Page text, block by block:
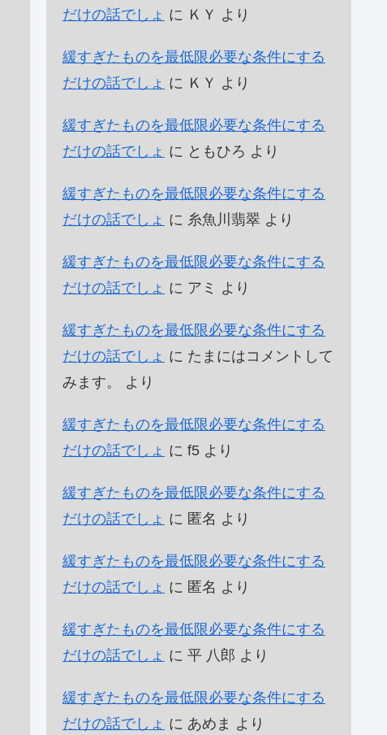
だけの話でしょ に ＫＹ より
緩すぎたものを最低限必要な条件にする
だけの話でしょ に ＫＹ より
緩すぎたものを最低限必要な条件にする
だけの話でしょ に ともひろ より
緩すぎたものを最低限必要な条件にする
だけの話でしょ に 糸魚川翡翠 より
緩すぎたものを最低限必要な条件にする
だけの話でしょ に アミ より
緩すぎたものを最低限必要な条件にする
だけの話でしょ に たまにはコメントして
みます。
より
緩すぎたものを最低限必要な条件にする
だけの話でしょ に f5 より
緩すぎたものを最低限必要な条件にする
だけの話でしょ に 匿名 より
緩すぎたものを最低限必要な条件にする
だけの話でしょ に 匿名 より
緩すぎたものを最低限必要な条件にする
だけの話でしょ に 平 八郎 より
緩すぎたものを最低限必要な条件にする
だけの話でしょ に あめま より